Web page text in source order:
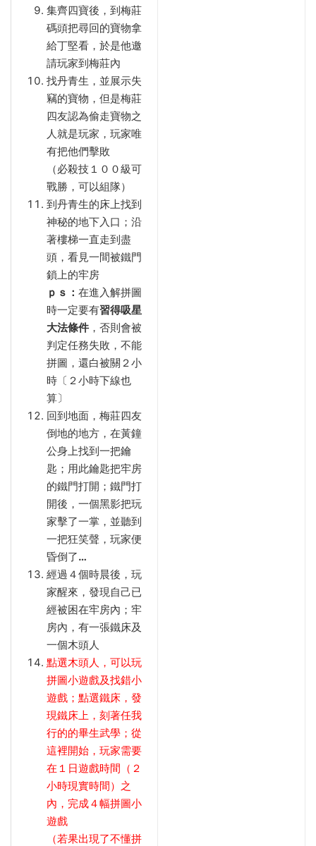
集齊四寶後，到梅莊
碼頭把尋回的寶物拿
給丁堅看，於是他邀
請玩家到梅莊內
找丹青生，並展示失
竊的寶物，但是梅莊
四友認為偷走寶物之
人就是玩家，玩家唯
有把他們擊敗
（必殺技１００級可
戰勝，可以組隊）
到丹青生的床上找到
神秘的地下入口；沿
著樓梯一直走到盡
頭，看見一間被鐵門
鎖上的牢房
ｐｓ： 在進入解拼圖
時一定要有習得吸星
大法條件 ，否則會被
判定任務失敗，不能
拼圖，還白被關２小
時〔２小時下線也
算〕
回到地面，梅莊四友
倒地的地方，在黃鐘
公身上找到一把鑰
匙；用此鑰匙把牢房
的鐵門打開；鐵門打
開後，一個黑影把玩
家擊了一掌，並聽到
一把狂笑聲，玩家便
昏倒了…
經過４個時晨後，玩
家醒來，發現自己已
經被困在牢房內；牢
房內，有一張鐵床及
一個木頭人
點選木頭人，可以玩
拼圖小遊戲及找錯小
遊戲；點選鐵床，發
現鐵床上，刻著任我
行的的畢生武學；從
這裡開始，玩家需要
在１日遊戲時間（２
小時現實時間）之
內，完成４幅拼圖小
遊戲
（若果出現了不懂拼